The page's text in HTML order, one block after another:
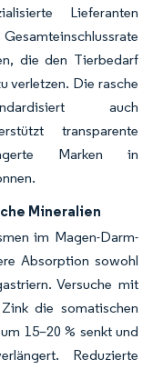
Lieferanten
die den Tierbedarf
verletzen. Die rasche
auch
transparente
Marken in
Mineralien
im Magen-Darm-
Absorption sowohl
Versuche mit
die somatischen
15–20 % senkt und
Reduzierte